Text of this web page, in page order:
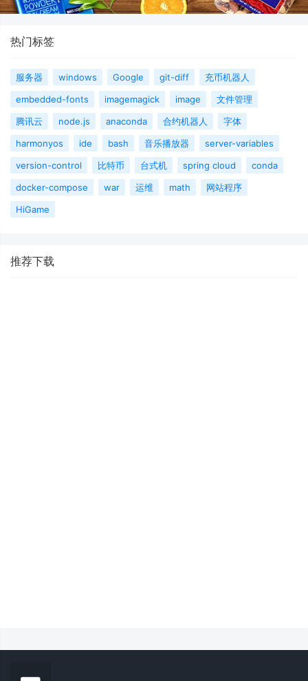
热门标签
服务器 windows Google git-diff
充币机器人
embedded-fonts
imagemagick image
文件管理
腾讯云
node.js anaconda 合约机器人
字体
harmonyos
ide bash 音乐播放器
server-variables
version-control
比特币 台式机 spring cloud
conda
docker-compose
war 运维 math
网站程序
HiGame
推荐下载